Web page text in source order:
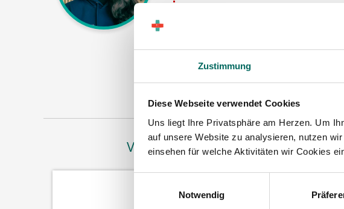
Zustimmung
Diese Webseite verwendet Cookies
Uns liegt Ihre Privatsphäre am Herzen. Um
auf unsere Website zu analysieren, nutzen
einsehen für welche Aktivitäten wir Cookies
Notwendig
Jetzt zur
Vertreten in